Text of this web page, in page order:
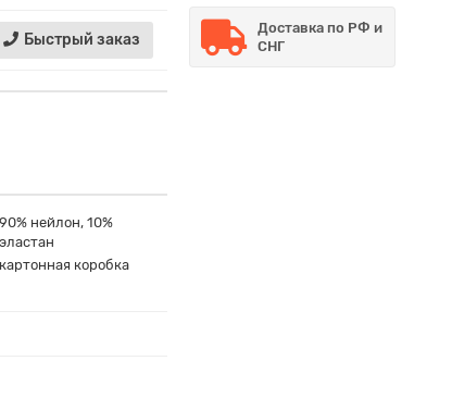
Быстрый заказ
90% нейлон, 10%
эластан
картонная коробка
Доставка по РФ и
СНГ